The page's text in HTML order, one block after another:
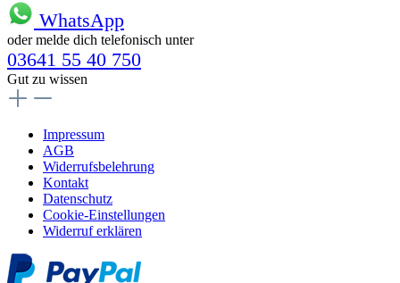
WhatsApp
oder melde dich telefonisch unter
03641 55 40 750
Gut zu wissen
Impressum
AGB
Widerrufsbelehrung
Kontakt
Datenschutz
Cookie-Einstellungen
Widerruf erklären